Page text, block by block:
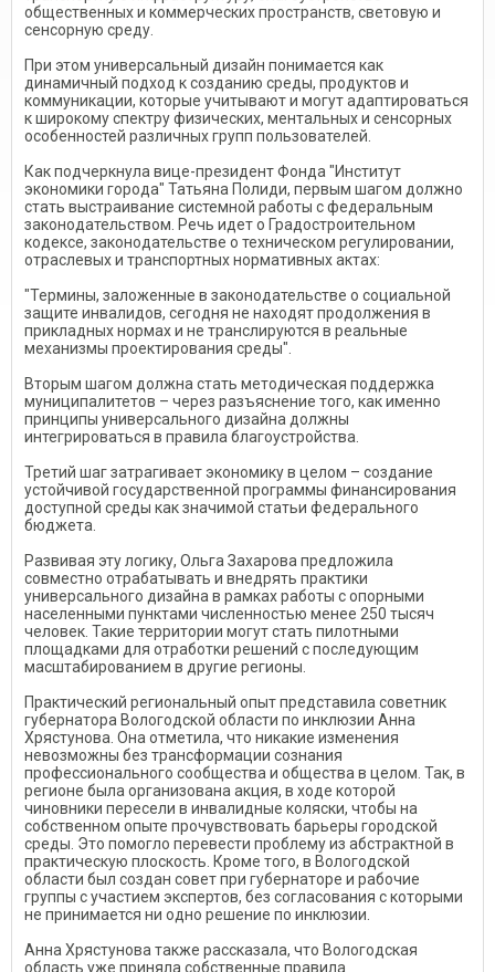
общественных и коммерческих пространств, световую и
сенсорную среду.
При этом универсальный дизайн понимается как
динамичный подход к созданию среды, продуктов и
коммуникации, которые учитывают и могут адаптироваться
к широкому спектру физических, ментальных и сенсорных
особенностей различных групп пользователей.
Как подчеркнула вице-президент Фонда "Институт
экономики города" Татьяна Полиди, первым шагом должно
стать выстраивание системной работы с федеральным
законодательством. Речь идет о Градостроительном
кодексе, законодательстве о техническом регулировании,
отраслевых и транспортных нормативных актах:
"Термины, заложенные в законодательстве о социальной
защите инвалидов, сегодня не находят продолжения в
прикладных нормах и не транслируются в реальные
механизмы проектирования среды".
Вторым шагом должна стать методическая поддержка
муниципалитетов – через разъяснение того, как именно
принципы универсального дизайна должны
интегрироваться в правила благоустройства.
Третий шаг затрагивает экономику в целом – создание
устойчивой государственной программы финансирования
доступной среды как значимой статьи федерального
бюджета.
Развивая эту логику, Ольга Захарова предложила
совместно отрабатывать и внедрять практики
универсального дизайна в рамках работы с опорными
населенными пунктами численностью менее 250 тысяч
человек. Такие территории могут стать пилотными
площадками для отработки решений с последующим
масштабированием в другие регионы.
Практический региональный опыт представила советник
губернатора Вологодской области по инклюзии Анна
Хрястунова. Она отметила, что никакие изменения
невозможны без трансформации сознания
профессионального сообщества и общества в целом. Так, в
регионе была организована акция, в ходе которой
чиновники пересели в инвалидные коляски, чтобы на
собственном опыте прочувствовать барьеры городской
среды. Это помогло перевести проблему из абстрактной в
практическую плоскость. Кроме того, в Вологодской
области был создан совет при губернаторе и рабочие
группы с участием экспертов, без согласования с которыми
не принимается ни одно решение по инклюзии.
Анна Хрястунова также рассказала, что Вологодская
область уже приняла собственные правила